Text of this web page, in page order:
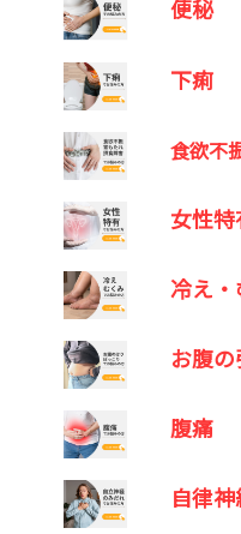
便秘
下痢
食欲不
女性
冷え
お腹
腹痛
自律